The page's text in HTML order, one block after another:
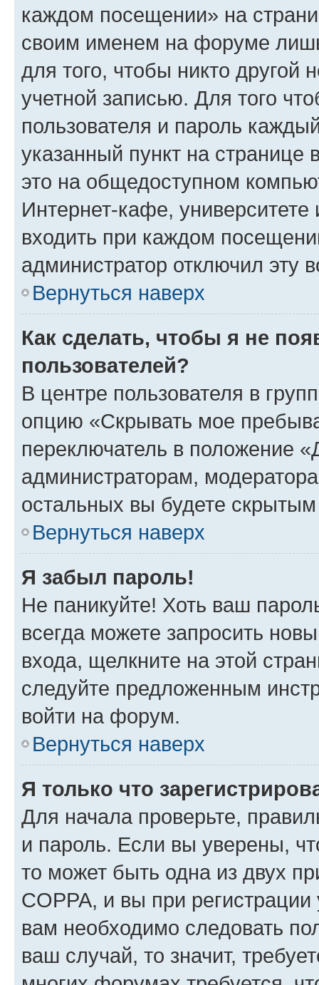
каждом посещении» на
своим именем на форуме
для того, чтобы никто другой
учетной записью. Для того
пользователя и пароль
указанный пункт на
это на общедоступном
Интернет-кафе, университете
входить при каждом
администратор отключил эту
Вернуться наверх
Как сделать, чтобы я не
пользователей?
В центре пользователя в
опцию «Скрывать мое
переключатель в положение
администраторам,
остальных вы будете
Вернуться наверх
Я забыл пароль!
Не паникуйте! Хоть ваш
всегда можете запросить
входа, щелкните на этой
следуйте предложенным
войти на форум.
Вернуться наверх
Я только что
Для начала проверьте,
и пароль. Если вы уверены,
то может быть одна из двух
COPPA, и вы при
вам необходимо следовать
ваш случай, то значит,